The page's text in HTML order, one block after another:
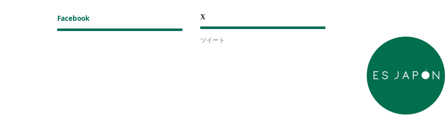
Facebook X
ツイート